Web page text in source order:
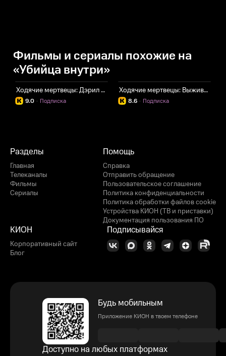
Фильмы и сериалы похожие на
«Убийца внутри»
Ходячие мертвецы: Дэрил Диксон
9.0 Подписка
·
Ходячие мертвецы: Выжившие
8.6 Подписка
·
Разделы
Главная
Телеканалы
Фильмы
Сериалы
Помощь
Справка
Отправить обращение
Пользовательское соглашение
Политика конфиденциальности
Политика обработки файлов cookie
Устройства КИОН (ТВ и приставки)
Документация пользования ПО
КИОН
Корпоративный сайт
Блог
Подписывайся
Будь мобильным
Приложение КИОН в твоем телефоне
Доступно на любых платформах